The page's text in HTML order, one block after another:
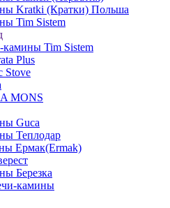
Kratki (Кратки) Польша
Tim Sistem
Tim Sistem
Plus
Stove
MONS
Guca
Теплодар
Ермак(Ermak)
Березка
камины